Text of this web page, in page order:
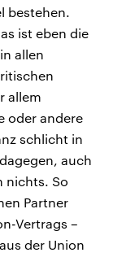
bestehen.
ist eben die
allen
allem
oder andere
schlicht in
auch
nichts. So
Partner
Vertrags –
der Union